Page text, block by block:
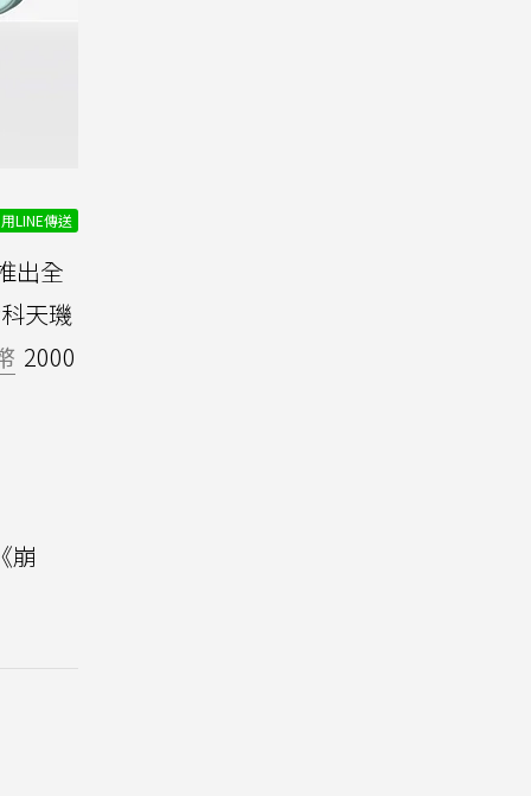
用LINE傳送
出全
天璣
2000
崩